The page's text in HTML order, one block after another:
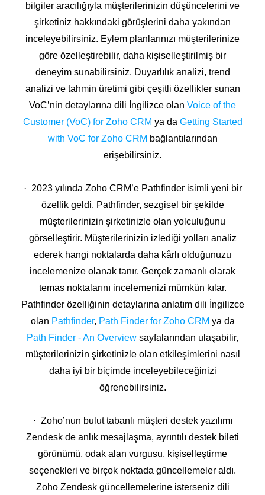
bilgiler aracılığıyla müşterilerinizin düşüncelerini ve
şirketiniz hakkındaki görüşlerini daha yakından
inceleyebilirsiniz. Eylem planlarınızı müşterilerinize
göre özelleştirebilir, daha kişiselleştirilmiş bir
deneyim sunabilirsiniz. Duyarlılık analizi, trend
analizi ve tahmin üretimi gibi çeşitli özellikler sunan
VoC’nin detaylarına dili İngilizce olan Voice of the
Customer (VoC) for Zoho CRM ya da Getting Started
with VoC for Zoho CRM bağlantılarından
erişebilirsiniz.
· 2023 yılında Zoho CRM’e Pathfinder isimli yeni bir
özellik geldi. Pathfinder, sezgisel bir şekilde
müşterilerinizin şirketinizle olan yolculuğunu
görselleştirir. Müşterilerinizin izlediği yolları analiz
ederek hangi noktalarda daha kârlı olduğunuzu
incelemenize olanak tanır. Gerçek zamanlı olarak
temas noktalarını incelemenizi mümkün kılar.
Pathfinder özelliğinin detaylarına anlatım dili İngilizce
olan Pathfinder, Path Finder for Zoho CRM ya da
Path Finder - An Overview sayfalarından ulaşabilir,
müşterilerinizin şirketinizle olan etkileşimlerini nasıl
daha iyi bir biçimde inceleyebileceğinizi
öğrenebilirsiniz.
· Zoho’nun bulut tabanlı müşteri destek yazılımı
Zendesk de anlık mesajlaşma, ayrıntılı destek bileti
görünümü, odak alan vurgusu, kişiselleştirme
seçenekleri ve birçok noktada güncellemeler aldı.
Zoho Zendesk güncellemelerine isterseniz dili